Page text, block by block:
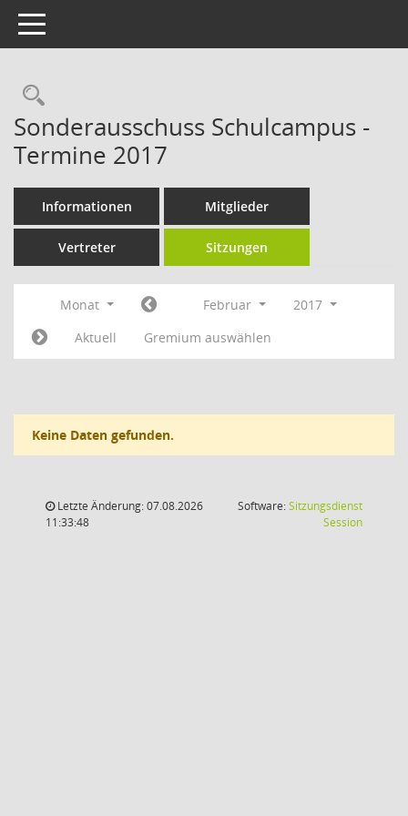
Toggle navigation
Rechercheauswahl
Sonderausschuss Schulcampus -
Termine 2017
Informationen Mitglieder
Vertreter Sitzungen
Monat Februar
2017
Aktuell
Gremium auswählen
Keine Daten gefunden.
Letzte Änderung: 07.08.2026
11:33:48
Software:Sitzungsdienst
Session(Wird in